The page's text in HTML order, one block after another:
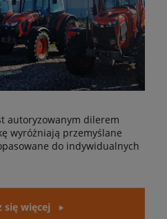
autoryzowanym dilerem
wyróżniają przemyślane
do indywidualnych
się więcej